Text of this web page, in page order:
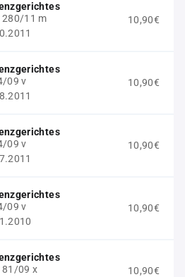
280/11 m
10,90€
09 v
10,90€
09 v
10,90€
09 v
10,90€
81/09 x
10,90€